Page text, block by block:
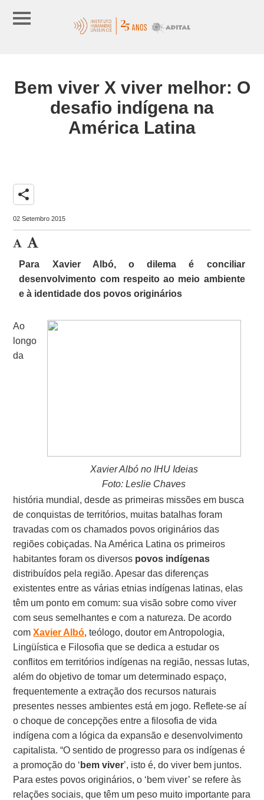
Bem viver X viver melhor: O
desafio indígena na
América Latina
share
02 Setembro 2015
Para Xavier Albó, o dilema é conciliar
desenvolvimento com respeito ao meio ambiente
e à identidade dos povos originários
Xavier Albó no IHU Ideias
Foto: Leslie Chaves
Ao
longo
da
história mundial, desde as primeiras missões em busca
de conquistas de territórios, muitas batalhas foram
travadas com os chamados povos originários das
regiões cobiçadas. Na América Latina os primeiros
habitantes foram os diversos povos indígenas
distribuídos pela região. Apesar das diferenças
existentes entre as várias etnias indígenas latinas, elas
têm um ponto em comum: sua visão sobre como viver
com seus semelhantes e com a natureza. De acordo
comXavier Albó, teólogo, doutor em Antropologia,
Lingüística e Filosofia que se dedica a estudar os
conflitos em territórios indígenas na região, nessas lutas,
além do objetivo de tomar um determinado espaço,
frequentemente a extração dos recursos naturais
presentes nesses ambientes está em jogo. Reflete-se aí
o choque de concepções entre a filosofia de vida
indígena com a lógica da expansão e desenvolvimento
capitalista. “O sentido de progresso para os indígenas é
a promoção do ‘ bem viver’, isto é, do viver bem juntos.
Para estes povos originários, o ‘bem viver’ se refere às
relações sociais, que têm um peso muito importante para